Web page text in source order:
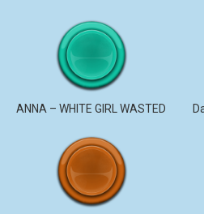
ANNA – WHITE GIRL WASTED